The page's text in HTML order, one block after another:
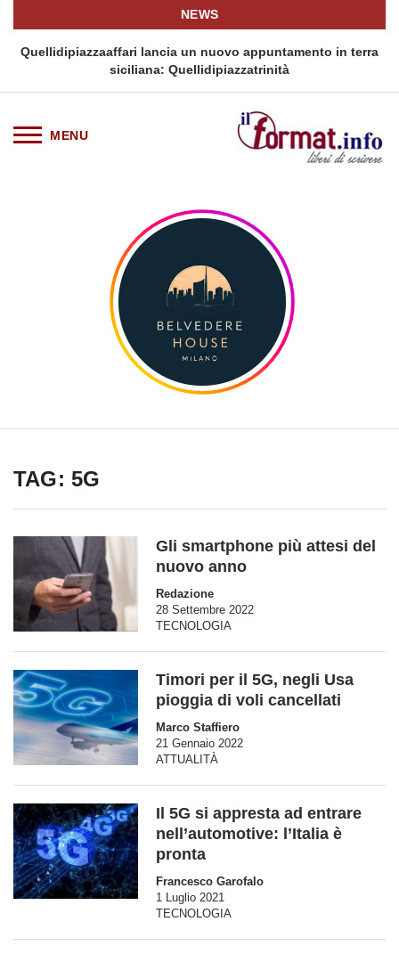
NEWS
Quellidipiazzaaffari lancia un nuovo appuntamento in terra
siciliana: Quellidipiazzatrinità
TAG: 5G
Gli smartphone più attesi del
nuovo anno
Redazione
28 Settembre 2022
TECNOLOGIA
Timori per il 5G, negli Usa
pioggia di voli cancellati
Marco Staffiero
21 Gennaio 2022
ATTUALITÀ
Il 5G si appresta ad entrare
nell’automotive: l’Italia è
pronta
Francesco Garofalo
1 Luglio 2021
TECNOLOGIA